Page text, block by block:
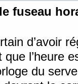
fuseau
d’avoir
l’heure
du